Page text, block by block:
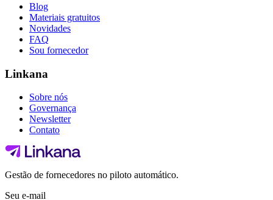
Blog
Materiais gratuitos
Novidades
FAQ
Sou fornecedor
Linkana
Sobre nós
Governança
Newsletter
Contato
Gestão de fornecedores no piloto automático.
Seu e-mail